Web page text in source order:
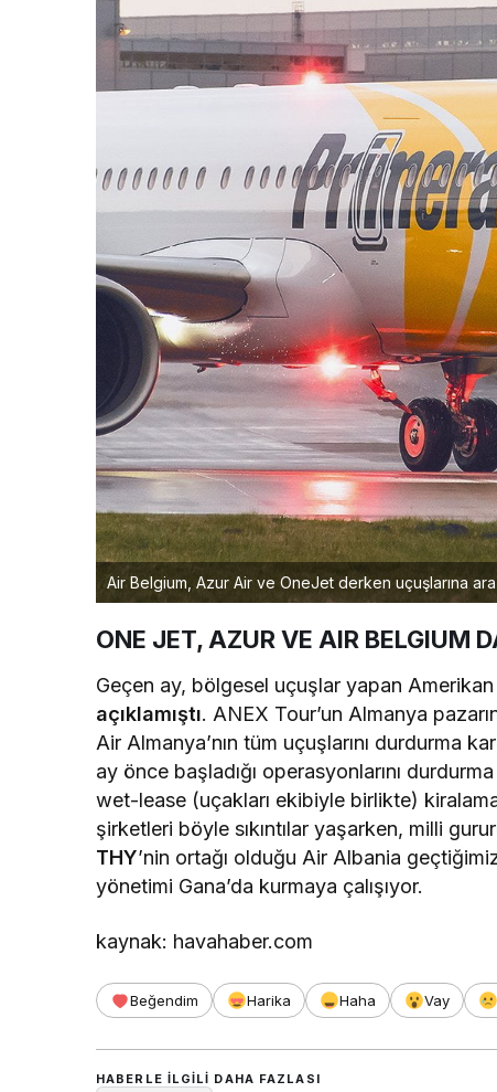
Air Belgium, Azur Air ve OneJet derken uçuşlarına
ONE JET, AZUR VE AIR BELGIUM
Geçen ay, bölgesel uçuşlar yapan
açıklamıştı. ANEX Tour’un Almanya
Air Almanya’nın tüm uçuşlarını durdurma
ay önce başladığı operasyonlarını
wet-lease (uçakları ekibiyle birlikte)
şirketleri böyle sıkıntılar yaşarken, milli
THY’nin ortağı olduğu Air Albania
yönetimi Gana’da kurmaya çalışıyor.
kaynak: havahaber.com
Beğendim Harika Haha Vay
HABERLE ILGILI DAHA FAZLASI